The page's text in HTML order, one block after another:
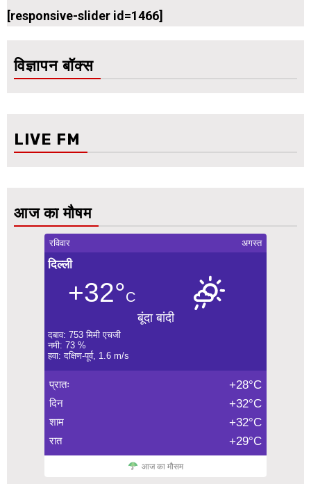
[responsive-slider id=1466]
विज्ञापन बॉक्स
LIVE FM
आज का मौषम
रविवार अगस्त
दिल्ली
+32°C
बूंदा बांदी
दबाव: 753 मिमी एचजी
नमी: 73 %
हवा: दक्षिण-पूर्व, 1.6 m/s
प्रातः +28°C
दिन +32°C
शाम +32°C
रात +29°C
आज का मौसम